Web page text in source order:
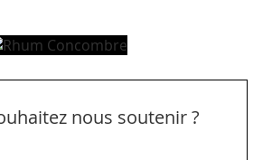
nous soutenir ?